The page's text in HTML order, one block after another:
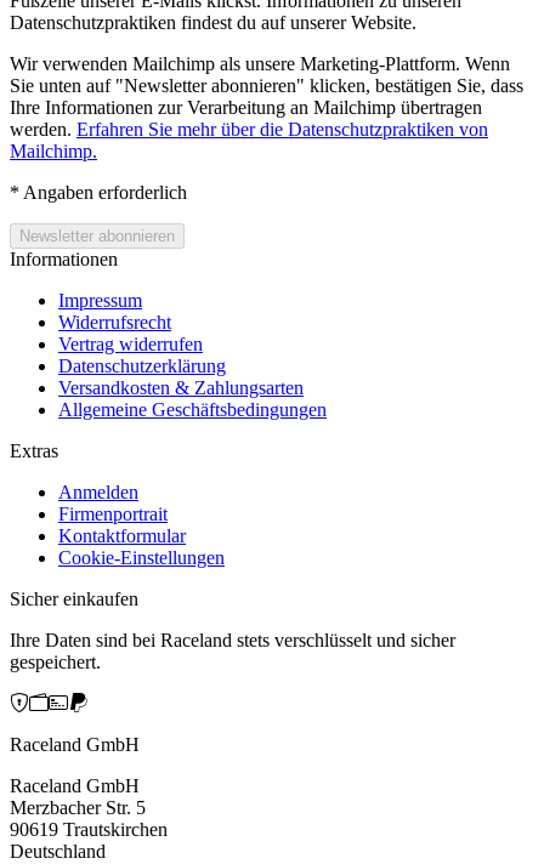
Datenschutzpraktiken findest du auf unserer Website.
Wir verwenden Mailchimp als unsere Marketing-Plattform. Wenn
Sie unten auf "Newsletter abonnieren" klicken, bestätigen Sie, dass
Ihre Informationen zur Verarbeitung an Mailchimp übertragen
werden. Erfahren Sie mehr über die Datenschutzpraktiken von
Mailchimp.
* Angaben erforderlich
Informationen
Impressum
Widerrufsrecht
Vertrag widerrufen
Datenschutzerklärung
Versandkosten & Zahlungsarten
Allgemeine Geschäftsbedingungen
Extras
Anmelden
Firmenportrait
Kontaktformular
Cookie-Einstellungen
Sicher einkaufen
Ihre Daten sind bei Raceland stets verschlüsselt und sicher
gespeichert.
Raceland GmbH
Raceland GmbH
Merzbacher Str. 5
90619 Trautskirchen
Deutschland